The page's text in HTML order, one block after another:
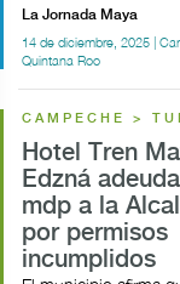
La Jornada Maya
14 de diciembre, 2025 |
Quintana Roo
CAMPECHE >
Hotel Tren
Edzná
mdp a la
por permisos
incumplidos